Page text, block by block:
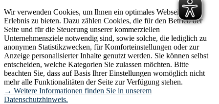
Wir verwenden Cookies, um Ihnen ein optimales Webseiten-
Erlebnis zu bieten. Dazu zählen Cookies, die für den Betrieb der
Seite und für die Steuerung unserer kommerziellen
Unternehmensziele notwendig sind, sowie solche, die lediglich zu
anonymen Statistikzwecken, für Komforteinstellungen oder zur
Anzeige personalisierter Inhalte genutzt werden. Sie können selbst
entscheiden, welche Kategorien Sie zulassen möchten. Bitte
beachten Sie, dass auf Basis Ihrer Einstellungen womöglich nicht
mehr alle Funktionalitäten der Seite zur Verfügung stehen.
→ Weitere Informationen finden Sie in unserem
Datenschutzhinweis.